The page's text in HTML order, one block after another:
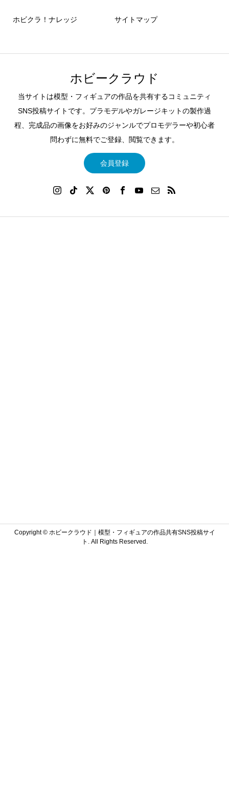
ホビクラ！ナレッジ サイトマップ
ホビークラウド
当サイトは模型・フィギュアの作品を共有するコミュニティ
SNS投稿サイトです。プラモデルやガレージキットの製作過
程、完成品の画像をお好みのジャンルでプロモデラーや初心者
問わずに無料でご登録、閲覧できます。
会員登録
Copyright ©ホビークラウド｜模型・フィギュアの作品共有SNS投稿サイ
ト. All Rights Reserved.